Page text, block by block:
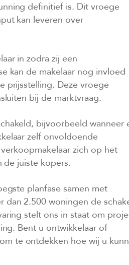
definitief is. Dit vroege
kan leveren over
in zodra zij een
kan de makelaar nog invloed
prijsstelling. Deze vroege
bij de marktvraag.
bijvoorbeeld wanneer
zelf onvoldoende
zich op het
de juiste kopers.
planfase samen met
dan 2.500 woningen de
stelt ons in staat om
Bent u ontwikkelaar of
te ontdekken hoe wij u